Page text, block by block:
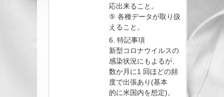
応出来ること。
⑤ 各種データが取り扱
えること。
6. 特記事項
新型コロナウイルスの
感染状況にもよるが、
数か月に1 回ほどの頻
度で出張あり(基本
的に米国内を想定)。